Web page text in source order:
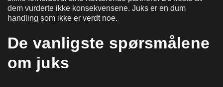
dem vurderte ikke konsekvensene. Juks er en dum
handling som ikke er verdt noe.
De vanligste spørsmålene
om juks